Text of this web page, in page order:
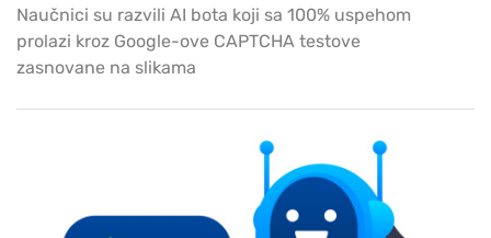
Naučnici su razvili AI bota koji sa 100% uspehom
prolazi kroz Google-ove CAPTCHA testove
zasnovane na slikama